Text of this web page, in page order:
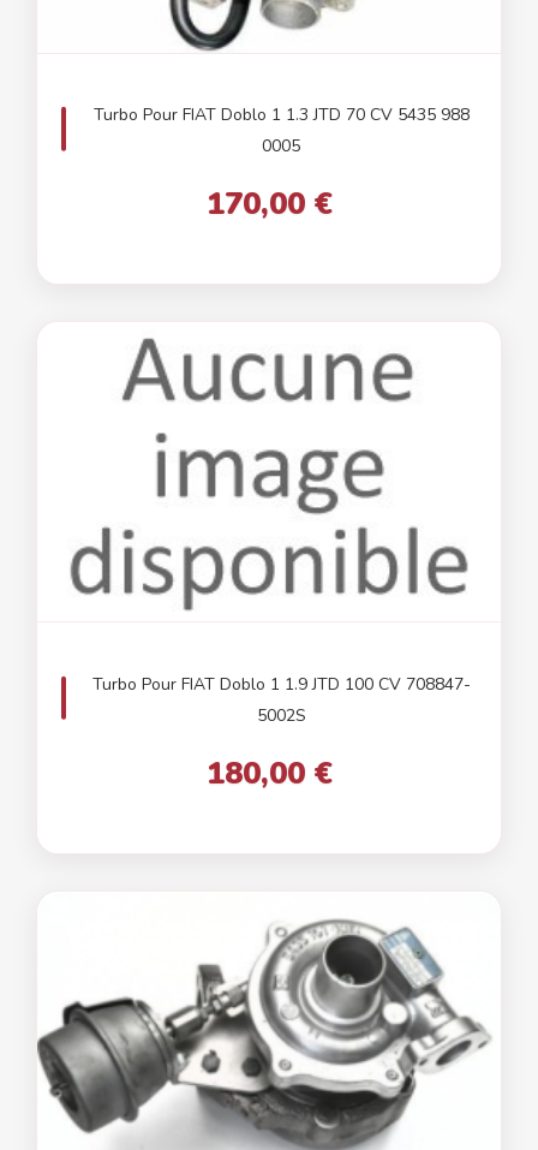
Turbo Pour FIAT Doblo 1 1.3 JTD 70 CV 5435 988
0005
170,00 €
Turbo Pour FIAT Doblo 1 1.9 JTD 100 CV 708847-
5002S
180,00 €